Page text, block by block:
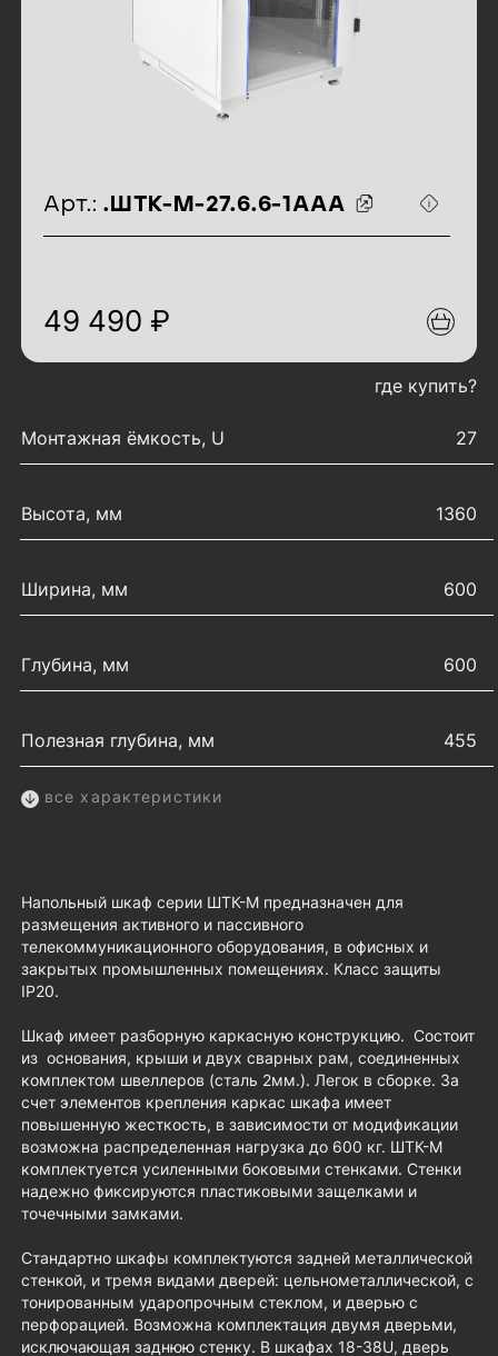
идентификаторы товара
Арт.: .ШТК-М-27.6.6-1ААА
49 490 ₽
где купить?
Монтажная ёмкость, U
27
Высота, мм 1360
Ширина, мм 600
Глубина, мм 600
Полезная глубина, мм 455
все характеристики
Напольный шкаф серии ШТК-М предназначен для
размещения активного и пассивного
телекоммуникационного оборудования, в офисных и
закрытых промышленных помещениях. Класс защиты
IP20.
Шкаф имеет разборную каркасную конструкцию. Состоит
из основания, крыши и двух сварных рам, соединенных
комплектом швеллеров (сталь 2мм.). Легок в сборке. За
счет элементов крепления каркас шкафа имеет
повышенную жесткость, в зависимости от модификации
возможна распределенная нагрузка до 600 кг. ШТК-М
комплектуется усиленными боковыми стенками. Стенки
надежно фиксируются пластиковыми защелками и
точечными замками.
Стандартно шкафы комплектуются задней металлической
стенкой, и тремя видами дверей: цельнометаллической, с
тонированным ударопрочным стеклом, и дверью с
перфорацией. Возможна комплектация двумя дверьми,
исключающая заднюю стенку. В шкафах 18-38U, дверь